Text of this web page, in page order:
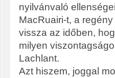
nyilvánvaló
MacRuairi-t, a
vissza az időben,
milyen
Lachlant.
Azt hiszem, joggal